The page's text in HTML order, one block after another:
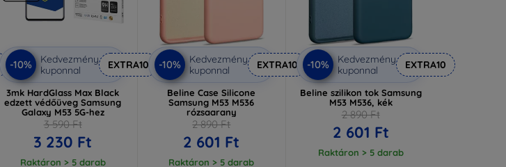
-10%
Kedvezmény
kuponnal
EXTRA10
3mk HardGlass Max Black
edzett védőüveg Samsung
Galaxy M53 5G-hez
3 590 Ft
3 230 Ft
Raktáron > 5 darab
-10%
Kedvezmény
kuponnal
EXTRA10
Beline Case Silicone
Samsung M53 M536
rózsaarany
2 890 Ft
2 601 Ft
Raktáron > 5 darab
-10%
Kedvezmény
kuponnal
EXTRA10
Beline szilikon tok Samsung
M53 M536, kék
2 890 Ft
2 601 Ft
Raktáron > 5 darab